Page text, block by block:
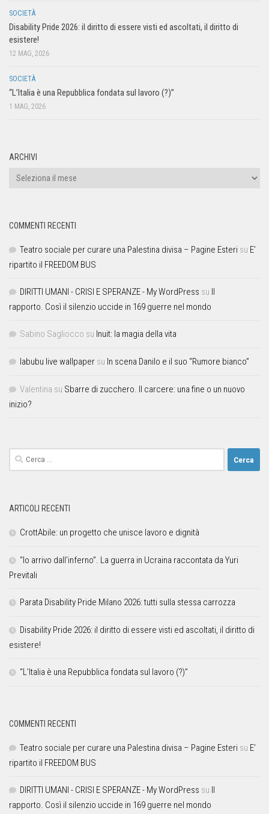
SOCIETÀ
Disability Pride 2026: il diritto di essere visti ed ascoltati, il diritto di
esistere!
12 MAG, 2026
SOCIETÀ
“L’Italia è una Repubblica fondata sul lavoro (?)”
1 MAG, 2026
ARCHIVI
COMMENTI RECENTI
Teatro sociale per curare una Palestina divisa – Pagine Esteri su E’
ripartito il FREEDOM BUS
DIRITTI UMANI - CRISI E SPERANZE - My WordPress su Il
rapporto. Così il silenzio uccide in 169 guerre nel mondo
Sabino Sagliocco su Inuit: la magia della vita
labubu live wallpaper su In scena Danilo e il suo “Rumore bianco”
Valentina su Sbarre di zucchero. Il carcere: una fine o un nuovo
inizio?
ARTICOLI RECENTI
CrottAbile: un progetto che unisce lavoro e dignità
“Io arrivo dall’inferno”. La guerra in Ucraina raccontata da Yuri
Previtali
Parata Disability Pride Milano 2026: tutti sulla stessa carrozza
Disability Pride 2026: il diritto di essere visti ed ascoltati, il diritto di
esistere!
“L’Italia è una Repubblica fondata sul lavoro (?)”
COMMENTI RECENTI
Teatro sociale per curare una Palestina divisa – Pagine Esteri su E’
ripartito il FREEDOM BUS
DIRITTI UMANI - CRISI E SPERANZE - My WordPress su Il
rapporto. Così il silenzio uccide in 169 guerre nel mondo